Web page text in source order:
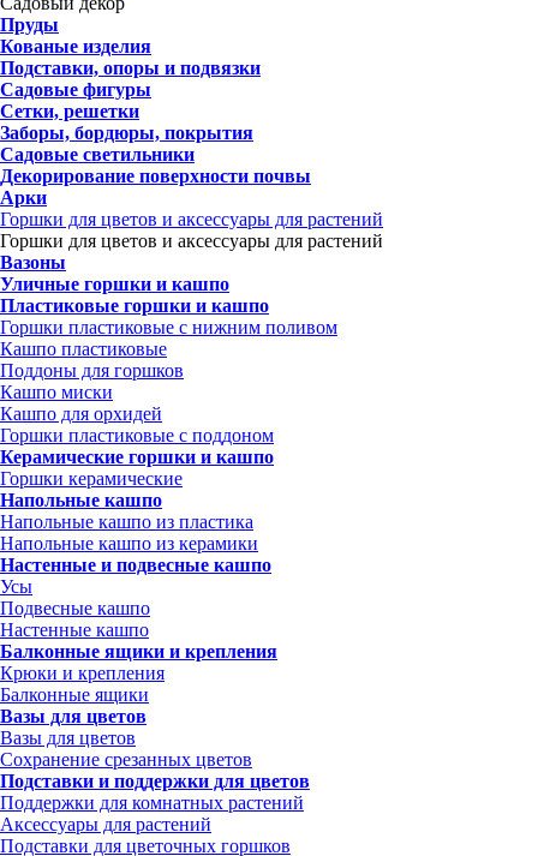
Пруды
Кованые изделия
Подставки, опоры и подвязки
Садовые фигуры
Сетки, решетки
Заборы, бордюры, покрытия
Садовые светильники
Декорирование поверхности почвы
Арки
Горшки для цветов и аксессуары для растений
Горшки для цветов и аксессуары для растений
Вазоны
Уличные горшки и кашпо
Пластиковые горшки и кашпо
Горшки пластиковые с нижним поливом
Кашпо пластиковые
Поддоны для горшков
Кашпо миски
Кашпо для орхидей
Горшки пластиковые с поддоном
Керамические горшки и кашпо
Горшки керамические
Напольные кашпо
Напольные кашпо из пластика
Напольные кашпо из керамики
Настенные и подвесные кашпо
Усы
Подвесные кашпо
Настенные кашпо
Балконные ящики и крепления
Крюки и крепления
Балконные ящики
Вазы для цветов
Вазы для цветов
Сохранение срезанных цветов
Подставки и поддержки для цветов
Поддержки для комнатных растений
Аксессуары для растений
Подставки для цветочных горшков